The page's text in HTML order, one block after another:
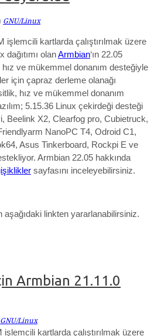
GNU/Linux
işlemcili kartlarda çalıştırılmak üzere
olanArmbian‘ın 22.05
ve mükemmel donanım desteğiyle
için çapraz derleme olanağı
hız ve mükemmel donanım
5.15.36 Linux çekirdeği desteği
Beelink X2, Clearfog pro, Cubietruck,
NanoPC T4, Odroid C1,
Asus Tinkerboard, Rockpi E ve
Armbian 22.05 hakkında
sayfasını inceleyebilirsiniz.
linkten yararlanabilirsiniz.
Armbian 21.11.0
GNU/Linux
işlemcili kartlarda çalıştırılmak üzere